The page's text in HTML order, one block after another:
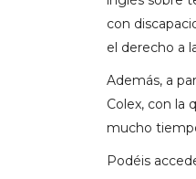
con
el derecho a
Además, a
Colex, con la
mucho
Podéis